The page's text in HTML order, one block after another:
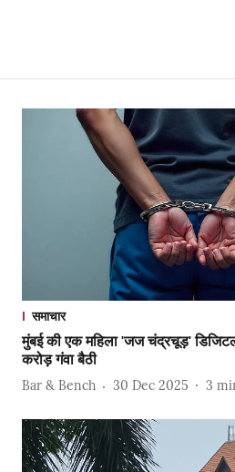
समाचार
मुंबई की एक महिला 'जज चंद्रचूड़'
करोड़ गंवा बैठी
Bar & Bench 30 Dec 2025 3